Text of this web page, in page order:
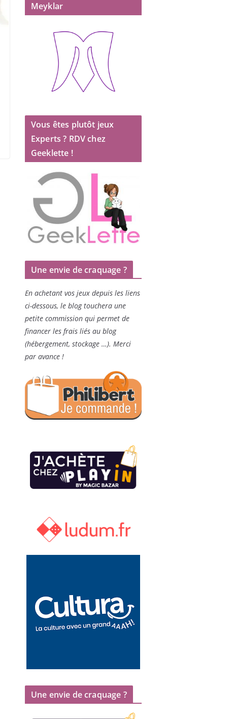
Meyklar
Vous êtes plutôt jeux
Experts ? RDV chez
Geeklette !
Une envie de craquage ?
En achetant vos jeux depuis les liens
ci-dessous, le blog touchera une
petite commission qui permet de
financer les frais liés au blog
(hébergement, stockage …). Merci
par avance !
Une envie de craquage ?